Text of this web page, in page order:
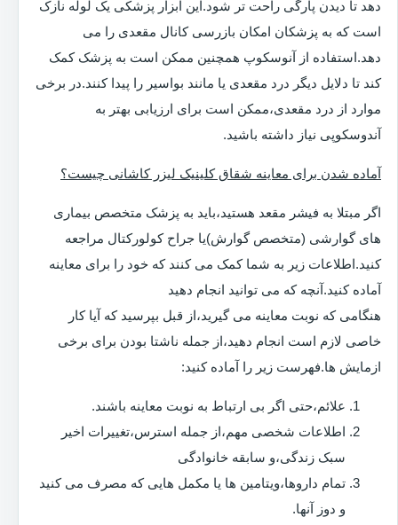
دهد تا دیدن پارگی راحت تر شود.این ابزار پزشکی یک لوله نازک
است که به پزشکان امکان بازرسی کانال مقعدی را می
دهد.استفاده از آنوسکوپ همچنین ممکن است به پزشک کمک
کند تا دلایل دیگر درد مقعدی یا مانند بواسیر را پیدا کنند.در برخی
موارد از درد مقعدی،ممکن است برای ارزیابی بهتر به
آندوسکوپی نیاز داشته باشید.
آماده شدن برای معاینه شقاق کلینیک لیزر کاشانی چیست؟
اگر مبتلا به فیشر مقعد هستید،باید به پزشک متخصص بیماری
های گوارشی (متخصص گوارش)یا جراح کولورکتال مراجعه
کنید.اطلاعات زیر به شما کمک می کنند که خود را برای معاینه
آماده کنید.آنچه که می توانید انجام دهید
هنگامی که نوبت معاینه می گیرید،از قبل بپرسید که آیا کار
خاصی لازم است انجام دهید،از جمله ناشتا بودن برای برخی
ازمایش ها.فهرست زیر را آماده کنید:
علائم،حتی اگر بی ارتباط به نوبت معاینه باشند.
اطلاعات شخصی مهم،از جمله استرس،تغییرات اخیر
سبک زندگی،و سابقه خانوادگی
تمام داروها،ویتامین ها یا مکمل هایی که مصرف می کنید
و دوز آنها.